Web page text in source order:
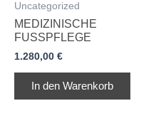
Uncategorized
MEDIZINISCHE
FUSSPFLEGE
1.280,00 €
In den Warenkorb